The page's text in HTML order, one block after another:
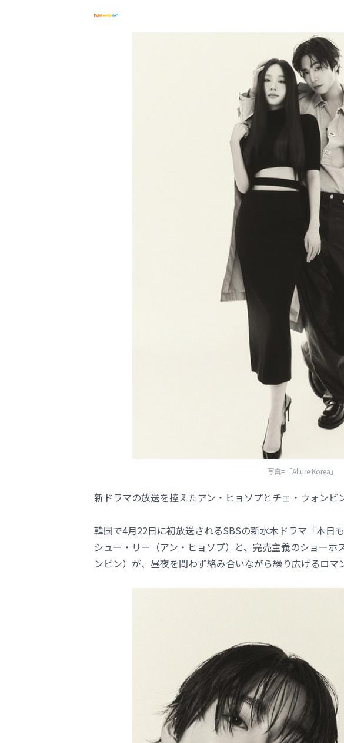
写真=「Allure Korea」
新ドラマの放送を控えたアン・ヒョソプとチェ・ウォンビ
韓国で4月22日に初放送されるSBSの新水木ドラマ「本日
シュー・リー（アン・ヒョソプ）と、完売主義のショー
ンビン）が、昼夜を問わず絡み合いながら繰り広げるロマ